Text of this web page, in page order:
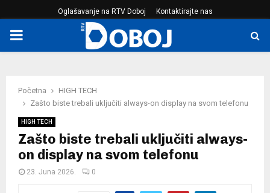
Oglašavanje na RTV Doboj Kontaktirajte nas
PRIMARY
Početna
HIGH TECH
Zašto biste trebali uključiti always-on display na svom telefonu
HIGH TECH
Zašto biste trebali uključiti always-
on display na svom telefonu
23. Juna 2026. 0